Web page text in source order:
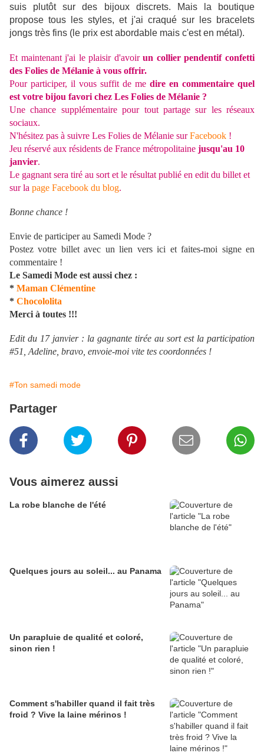
suis plutôt sur des bijoux discrets. Mais la boutique
propose tous les styles, et j'ai craqué sur les bracelets
jongs très fins (le prix est abordable mais c'est en métal).
Et maintenant j'ai le plaisir d'avoirun collier pendentif confetti
des Folies de Mélanie à vous offrir.
Pour participer, il vous suffit de me dire en commentaire quel
est votre bijou favori chez Les Folies de Mélanie ?
Une chance supplémentaire pour tout partage sur les réseaux
sociaux.
N'hésitez pas à suivre Les Folies de Mélanie surFacebook !
Jeu réservé aux résidents de France métropolitaine jusqu'au 10
janvier.
Le gagnant sera tiré au sort et le résultat publié en edit du billet et
sur la page Facebook du blog.
Bonne chance !
Envie de participer au Samedi Mode ?
Postez votre billet avec un lien vers ici et faites-moi signe en
commentaire !
Le Samedi Mode est aussi chez :
* Maman Clémentine
* Chocololita
Merci à toutes !!!
Edit du 17 janvier : la gagnante tirée au sort est la participation
#51, Adeline, bravo, envoie-moi vite tes coordonnées !
#Ton samedi mode
Partager
Vous aimerez aussi
La robe blanche de l'été
Quelques jours au soleil... au Panama
Un parapluie de qualité et coloré,
sinon rien !
Comment s'habiller quand il fait très
froid ? Vive la laine mérinos !